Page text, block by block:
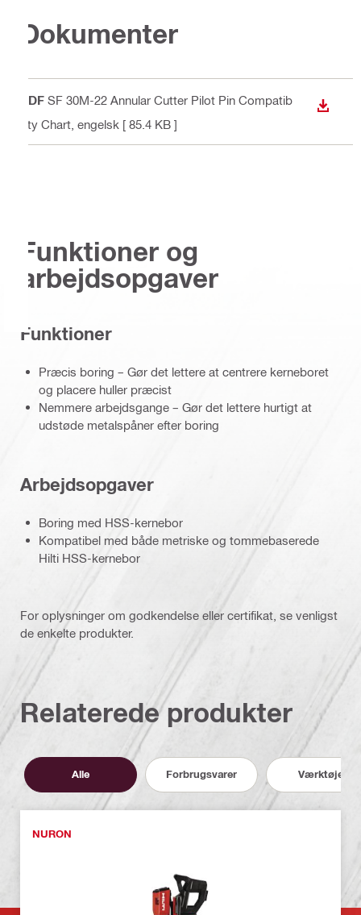
Dokumenter
PDF SF 30M-22 Annular Cutter Pilot Pin Compatib
ility Chart , engelsk [ 85.4 KB ]
Funktioner og
arbejdsopgaver
Funktioner
Præcis boring – Gør det lettere at centrere kerneboret
og placere huller præcist
Nemmere arbejdsgange – Gør det lettere hurtigt at
udstøde metalspåner efter boring
Arbejdsopgaver
Boring med HSS-kernebor
Kompatibel med både metriske og tommebaserede
Hilti HSS-kernebor
For oplysninger om godkendelse eller certifikat, se venligst
de enkelte produkter.
Relaterede produkter
Alle Forbrugsvarer Værktøjer
NURON